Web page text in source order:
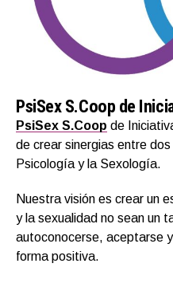
PsiSex S.Coop de
PsiSex S.Coop de
de crear sinergias entre
Psicología y la Sexología.
Nuestra visión es crear un
y la sexualidad no sean un
autoconocerse, aceptarse
forma positiva.